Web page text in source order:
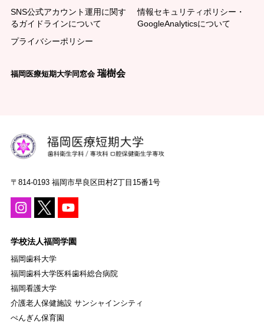
SNS公式アカウント運用に関す
るガイドラインについて
情報セキュリティポリシー・
GoogleAnalyticsについて
プライバシーポリシー
福岡医療短期大学同窓会瑞樹会
〒814-0193 福岡市早良区田村2丁目15番1号
学校法人福岡学園
福岡歯科大学
福岡歯科大学医科歯科総合病院
福岡看護大学
介護老人保健施設 サンシャインシティ
ぺんぎん保育園